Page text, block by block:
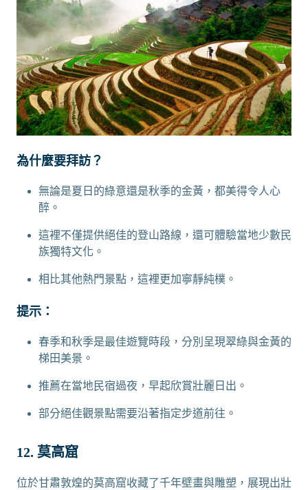
為什麼要拜訪？
無論是夏日的綠意還是秋季的金黃，都美得令人心
醉。
這裡不僅提供絕佳的登山路線，還可體驗當地少數民
族獨特文化。
相比其他熱門景點，這裡更加寧靜純樸。
提示：
春季和秋季是最佳遊覽時段，分別呈現翠綠與金黃的
梯田美景。
推薦在當地民宿過夜，早起欣賞壯麗日出。
部分絕佳觀景點需要沿著指定步道前往。
12. 莫高窟
位於甘肅敦煌的莫高窟收藏了千年壁畫與雕塑，展現出壯